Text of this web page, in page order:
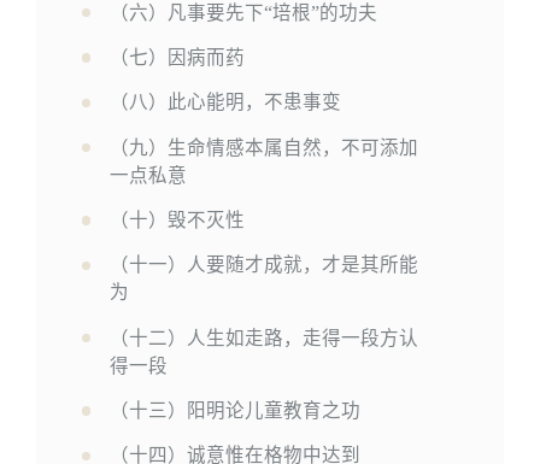
（六）凡事要先下“培根”的功夫
（七）因病而药
（八）此心能明，不患事变
（九）生命情感本属自然，不可添加
一点私意
（十）毁不灭性
（十一）人要随才成就，才是其所能
为
（十二）人生如走路，走得一段方认
得一段
（十三）阳明论儿童教育之功
（十四）诚意惟在格物中达到